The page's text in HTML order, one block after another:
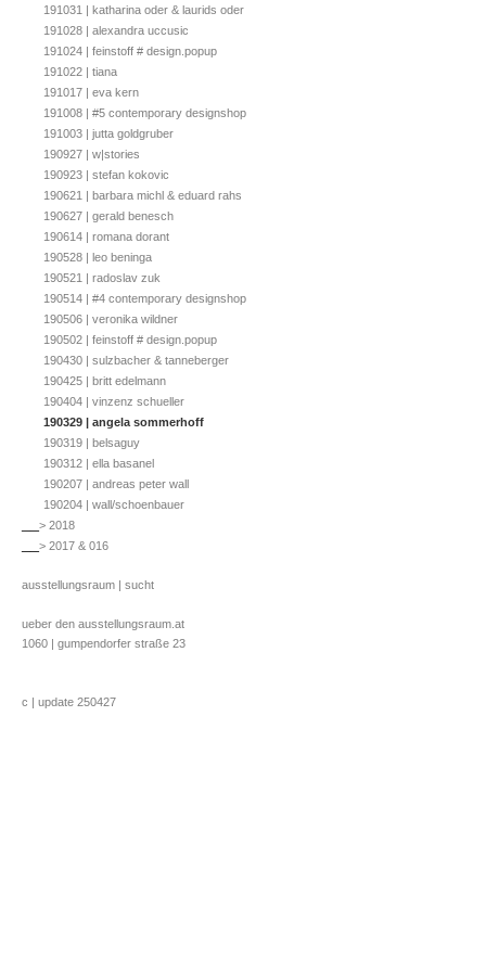
191031 | katharina oder & laurids oder
191028 | alexandra uccusic
191024 | feinstoff # design.popup
191022 | tiana
191017 | eva kern
191008 | #5 contemporary designshop
191003 | jutta goldgruber
190927 | w|stories
190923 | stefan kokovic
190621 | barbara michl & eduard rahs
190627 | gerald benesch
190614 | romana dorant
190528 | leo beninga
190521 | radoslav zuk
190514 | #4 contemporary designshop
190506 | veronika wildner
190502 | feinstoff # design.popup
190430 | sulzbacher & tanneberger
190425 | britt edelmann
190404 | vinzenz schueller
190329 | angela sommerhoff
190319 | belsaguy
190312 | ella basanel
190207 | andreas peter wall
190204 | wall/schoenbauer
> 2018
> 2017 & 016
ausstellungsraum | sucht
ueber den ausstellungsraum.at
1060 | gumpendorfer straße 23
c | update 250427